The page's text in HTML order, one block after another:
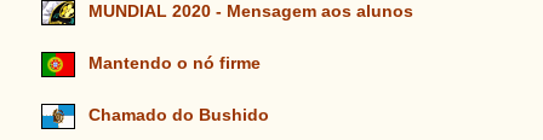
MUNDIAL 2020 - Mensagem aos alunos
Mantendo o nó firme
Chamado do Bushido